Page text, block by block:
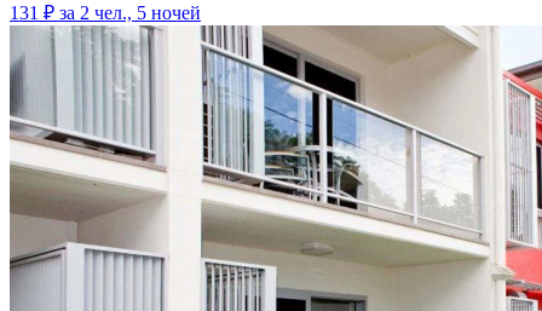
131 ₽ за 2 чел., 5 ночей